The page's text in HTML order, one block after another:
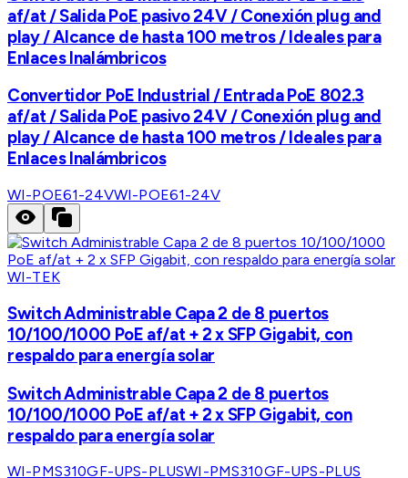
af/at / Salida PoE pasivo 24V / Conexión plug and
play / Alcance de hasta 100 metros / Ideales para
Enlaces Inalámbricos
Convertidor PoE Industrial / Entrada PoE 802.3
af/at / Salida PoE pasivo 24V / Conexión plug and
play / Alcance de hasta 100 metros / Ideales para
Enlaces Inalámbricos
WI-POE61-24VWI-POE61-24V
WI-TEK
Switch Administrable Capa 2 de 8 puertos
10/100/1000 PoE af/at + 2 x SFP Gigabit, con
respaldo para energía solar
Switch Administrable Capa 2 de 8 puertos
10/100/1000 PoE af/at + 2 x SFP Gigabit, con
respaldo para energía solar
WI-PMS310GF-UPS-PLUSWI-PMS310GF-UPS-PLUS